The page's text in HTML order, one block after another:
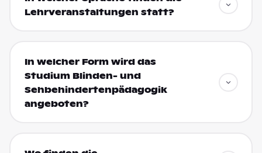
Lehrveranstaltungen statt?
In welcher Form wird das
Studium Blinden- und
Sehbehindertenpädagogik
angeboten?